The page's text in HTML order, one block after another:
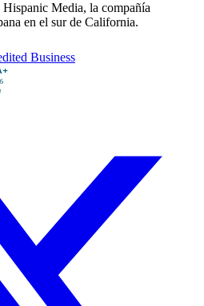
Media, la compañía
en el sur de California.
Business